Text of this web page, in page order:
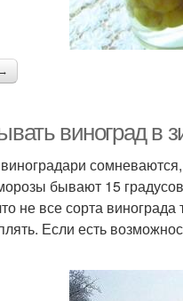
виноград в
сомневаются,
бывают 15
не все сорта
Если есть